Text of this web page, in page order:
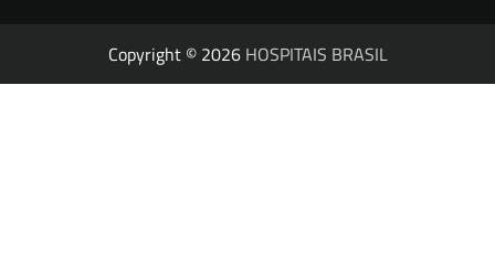
Copyright © 2026 HOSPITAIS BRASIL